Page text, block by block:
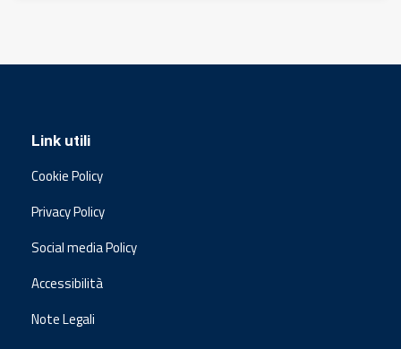
Link utili
Cookie Policy
Privacy Policy
Social media Policy
Accessibilità
Note Legali